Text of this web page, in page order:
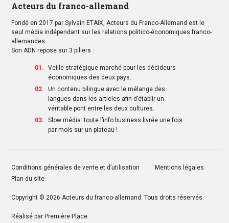
Acteurs du franco-allemand
Fondé en 2017 par Sylvain ETAIX, Acteurs du Franco-Allemand est le
seul média indépendant sur les relations politico-économiques franco-
allemandes.
Son ADN repose sur 3 piliers :
Veille stratégique marché pour les décideurs
économiques des deux pays.
Un contenu bilingue avec le mélange des
langues dans les articles afin d’établir un
véritable pont entre les deux cultures.
Slow média: toute l’info business livrée une fois
par mois sur un plateau !
Conditions générales de vente et d’utilisation
Mentions légales
Plan du site
Copyright © 2026 Acteurs du franco-allemand . Tous droits réservés.
Réalisé par Première Place